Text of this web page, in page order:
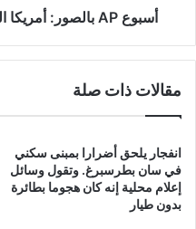
أسبوع AP بالصور: أمريكا اللاتينية ومنطقة البحر الكاريبي
مقالات ذات صلة
انفجار يلحق أضرارا بمبنى سكني
في سان بطرسبرغ. وتقول وسائل
إعلام محلية إنه كان هجوما بطائرة
بدون طيار